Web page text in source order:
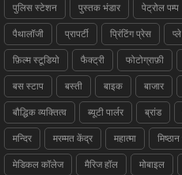
पुलिस स्टेशन पुस्तक भंडार पेट्रोल पम्प
पैथालॉजी प्रापर्टी प्रिंटिंग प्रेस
फ़िल्म स्टूडियो फैक्ट्री फोटोग्राफ़ी
बस स्टाप बस्ती बाइक बाजार
बौद्धिक व्यक्तित्व ब्यूटी पार्लर ब्रांड
मन्दिर मरम्मत केंद्र महात्मा
मेडिकल कॉलेज मैरिज हॉल मोबाइल